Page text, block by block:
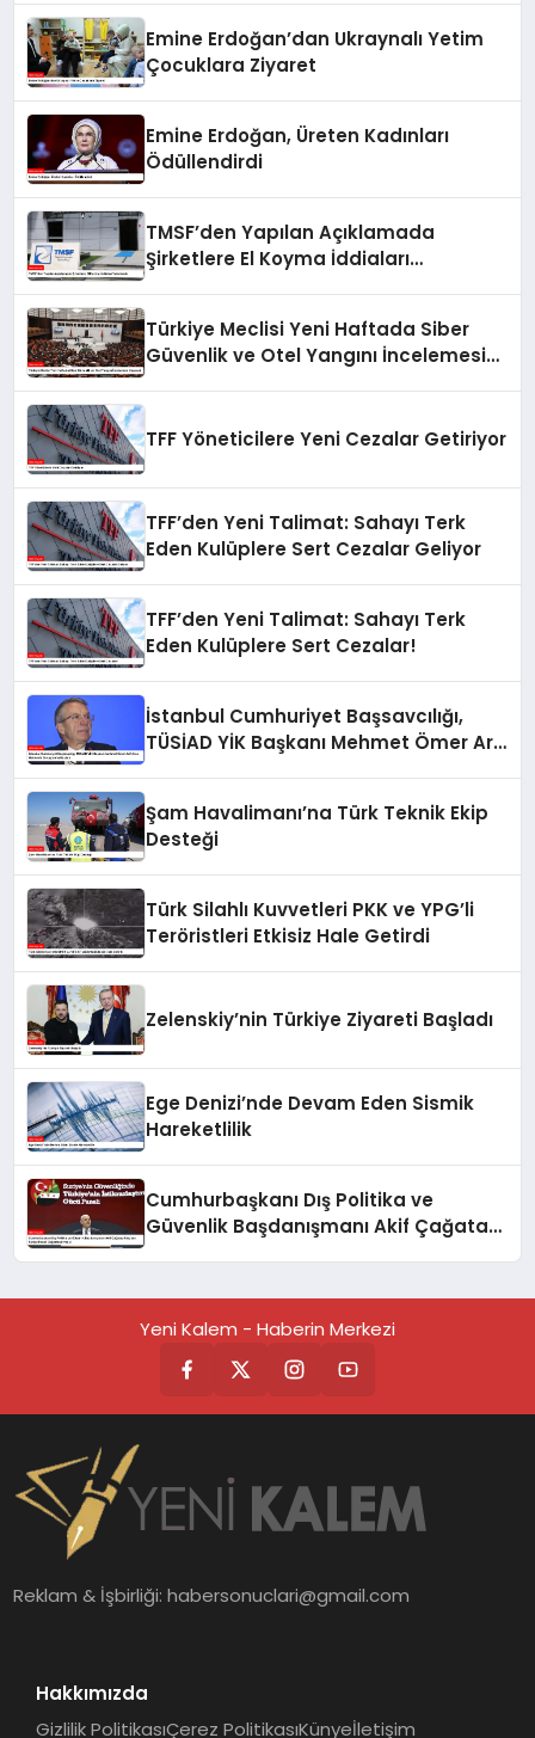
Emine Erdoğan’dan Ukraynalı Yetim
Çocuklara Ziyaret
Emine Erdoğan, Üreten Kadınları
Ödüllendirdi
TMSF’den Yapılan Açıklamada
Şirketlere El Koyma İddiaları
Türkiye Meclisi Yeni Haftada Siber
Güvenlik ve Otel Yangını İncelemesi
TFF Yöneticilere Yeni Cezalar Getiriyor
TFF’den Yeni Talimat: Sahayı Terk
Eden Kulüplere Sert Cezalar Geliyor
TFF’den Yeni Talimat: Sahayı Terk
Eden Kulüplere Sert Cezalar!
İstanbul Cumhuriyet Başsavcılığı,
TÜSİAD YİK Başkanı Mehmet Ömer Arif
Şam Havalimanı’na Türk Teknik Ekip
Desteği
Türk Silahlı Kuvvetleri PKK ve YPG’li
Teröristleri Etkisiz Hale Getirdi
Zelenskiy’nin Türkiye Ziyareti Başladı
Ege Denizi’nde Devam Eden Sismik
Hareketlilik
Cumhurbaşkanı Dış Politika ve
Güvenlik Başdanışmanı Akif Çağatay
Yeni Kalem - Haberin Merkezi
Reklam & İşbirliği:habersonuclari@gmail.com
Hakkımızda
Gizlilik PolitikasıÇerez PolitikasıKünyeİletişim